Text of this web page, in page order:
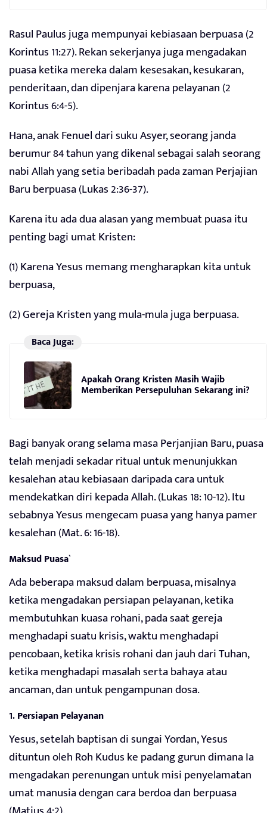
Rasul Paulus juga mempunyai kebiasaan berpuasa (2
Korintus 11:27). Rekan sekerjanya juga mengadakan
puasa ketika mereka dalam kesesakan, kesukaran,
penderitaan, dan dipenjara karena pelayanan (2
Korintus 6:4-5).
Hana, anak Fenuel dari suku Asyer, seorang janda
berumur 84 tahun yang dikenal sebagai salah seorang
nabi Allah yang setia beribadah pada zaman Perjajian
Baru berpuasa (Lukas 2:36-37).
Karena itu ada dua alasan yang membuat puasa itu
penting bagi umat Kristen:
(1) Karena Yesus memang mengharapkan kita untuk
berpuasa,
(2) Gereja Kristen yang mula-mula juga berpuasa.
Baca Juga:
Apakah Orang Kristen Masih Wajib
Memberikan Persepuluhan Sekarang ini?
Bagi banyak orang selama masa Perjanjian Baru, puasa
telah menjadi sekadar ritual untuk menunjukkan
kesalehan atau kebiasaan daripada cara untuk
mendekatkan diri kepada Allah. (Lukas 18: 10-12). Itu
sebabnya Yesus mengecam puasa yang hanya pamer
kesalehan (Mat. 6: 16-18).
Maksud Puasa`
Ada beberapa maksud dalam berpuasa, misalnya
ketika mengadakan persiapan pelayanan, ketika
membutuhkan kuasa rohani, pada saat gereja
menghadapi suatu krisis, waktu menghadapi
pencobaan, ketika krisis rohani dan jauh dari Tuhan,
ketika menghadapi masalah serta bahaya atau
ancaman, dan untuk pengampunan dosa.
1.Persiapan Pelayanan
Yesus, setelah baptisan di sungai Yordan, Yesus
dituntun oleh Roh Kudus ke padang gurun dimana Ia
mengadakan perenungan untuk misi penyelamatan
umat manusia dengan cara berdoa dan berpuasa